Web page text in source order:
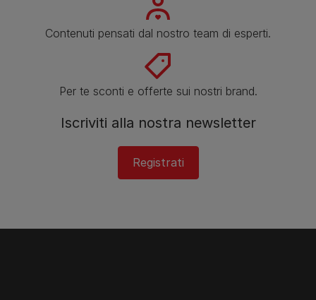
Contenuti pensati dal nostro team di esperti.
Per te sconti e offerte sui nostri brand.
Iscriviti alla nostra newsletter
Registrati